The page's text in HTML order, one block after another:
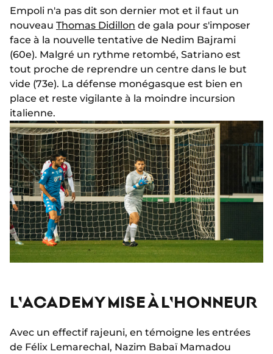
Empoli n'a pas dit son dernier mot et il faut un
nouveau Thomas Didillon de gala pour s'imposer
face à la nouvelle tentative de Nedim Bajrami
(60e). Malgré un rythme retombé, Satriano est
tout proche de reprendre un centre dans le but
vide (73e). La défense monégasque est bien en
place et reste vigilante à la moindre incursion
italienne.
L'ACADEMY MISE À L'HONNEUR
Avec un effectif rajeuni, en témoigne les entrées
de Félix Lemarechal, Nazim Babaï Mamadou